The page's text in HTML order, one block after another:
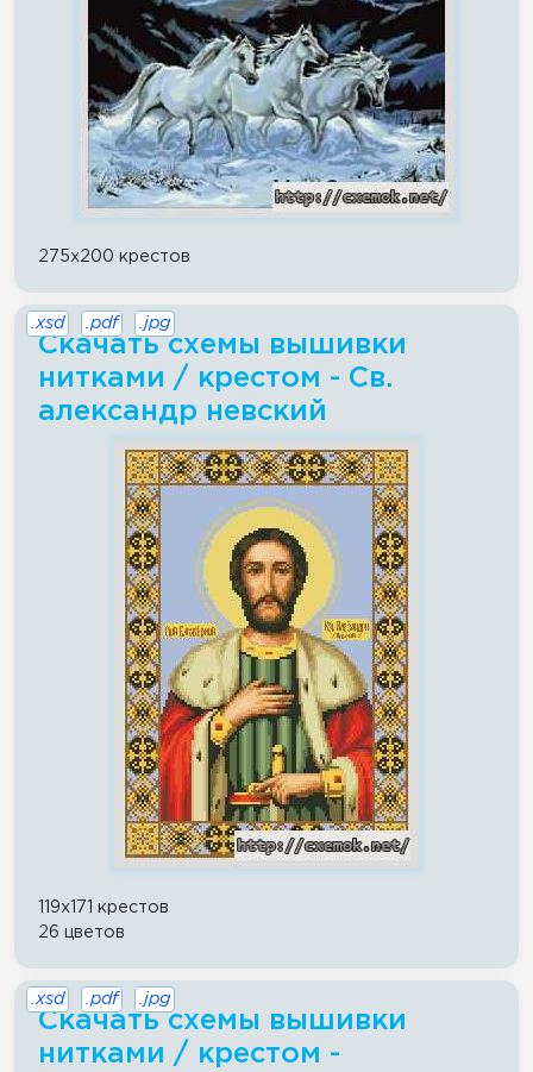
275x200 крестов
Скачать схемы вышивки
нитками / крестом - Св.
александр невский
.xsd .pdf .jpg
119x171 крестов
26 цветов
Скачать схемы вышивки
нитками / крестом -
.xsd .pdf .jpg